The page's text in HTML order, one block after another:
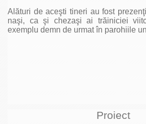
Alături de aceşti tineri au fost
naşi, ca şi chezaşi ai trăiniciei
exemplu demn de urmat în parohiile
Proiect